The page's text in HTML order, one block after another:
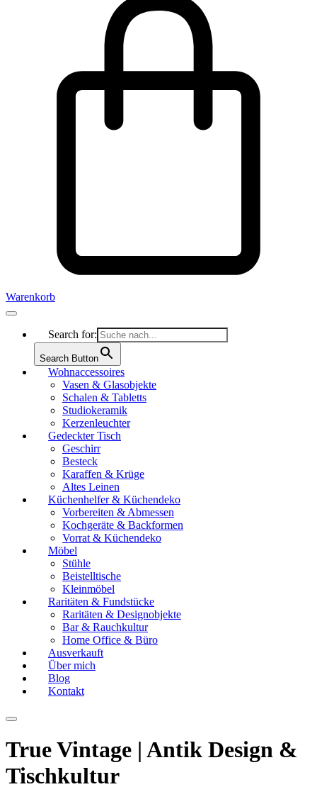
Warenkorb
Search for:
Search Button
Wohnaccessoires
Vasen & Glasobjekte
Schalen & Tabletts
Studiokeramik
Kerzenleuchter
Gedeckter Tisch
Geschirr
Besteck
Karaffen & Krüge
Altes Leinen
Küchenhelfer & Küchendeko
Vorbereiten & Abmessen
Kochgeräte & Backformen
Vorrat & Küchendeko
Möbel
Stühle
Beistelltische
Kleinmöbel
Raritäten & Fundstücke
Raritäten & Designobjekte
Bar & Rauchkultur
Home Office & Büro
Ausverkauft
Über mich
Blog
Kontakt
True Vintage | Antik Design &
Tischkultur